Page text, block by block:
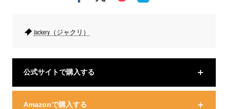
Jackery（ジャクリ）
公式サイトで購入する
Amazonで購入する